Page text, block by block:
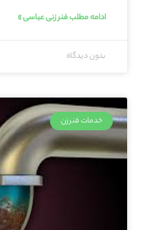
ادامه مطلب فنر زنی عباسی »
بدون دیدگاه
خدمات فنرزن